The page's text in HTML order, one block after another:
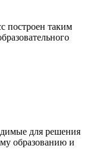
построен таким
для решения
образованию и